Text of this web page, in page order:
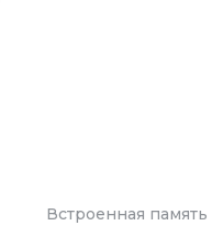
Встроенная память